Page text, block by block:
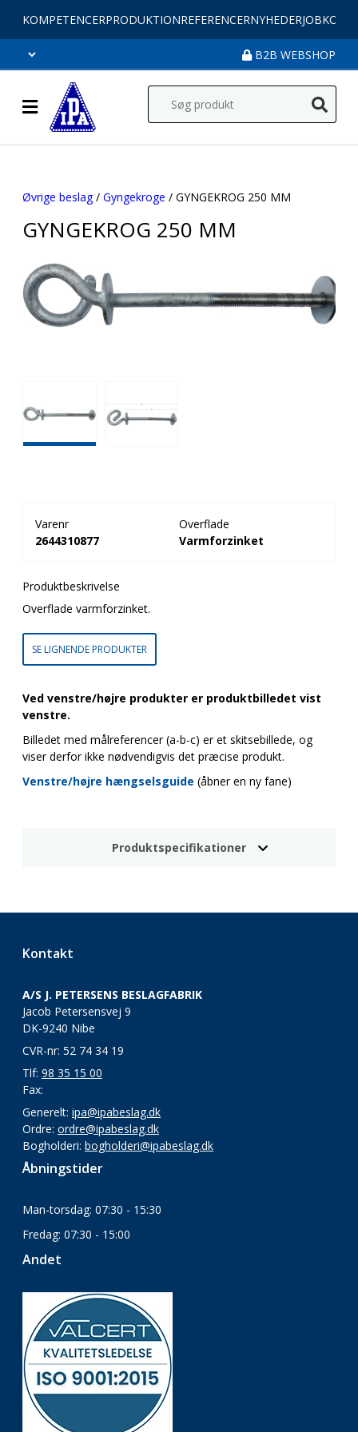
KOMPETENCERPRODUKTIONREFERENCERNYHEDERJOB
B2B WEBSHOP
Øvrige beslag/ Gyngekroge / GYNGEKROG 250 MM
GYNGEKROG 250 MM
Varenr
2644310877
Overflade
Varmforzinket
Produktbeskrivelse
Overflade varmforzinket.
SE LIGNENDE PRODUKTER
Ved venstre/højre produkter er produktbilledet vist
venstre.
Billedet med målreferencer (a-b-c) er et skitsebillede, og
viser derfor ikke nødvendigvis det præcise produkt.
Venstre/højre hængselsguide (åbner en ny fane)
Produktspecifikationer
Kontakt
A/S J. PETERSENS BESLAGFABRIK
Jacob Petersensvej 9
DK-9240 Nibe
CVR-nr: 52 74 34 19
Tlf: 98 35 15 00
Fax:
Generelt: ipa@ipabeslag.dk
Ordre: ordre@ipabeslag.dk
Bogholderi: bogholderi@ipabeslag.dk
Åbningstider
Man-torsdag: 07:30 - 15:30
Fredag: 07:30 - 15:00
Andet